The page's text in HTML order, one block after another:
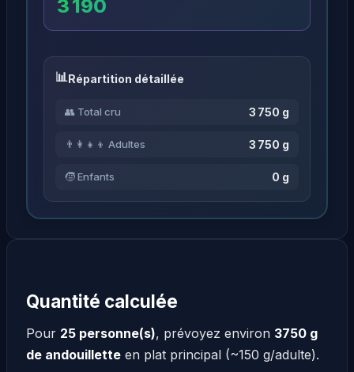
3 190
Répartition détaillée
👥 Total cru 3 750 g
👨‍👩‍👧‍👦 Adultes 3 750 g
🧒 Enfants 0 g
Quantité calculée
Pour 25 personne(s), prévoyez environ 3750 g
de andouillette en plat principal (~150 g/adulte).